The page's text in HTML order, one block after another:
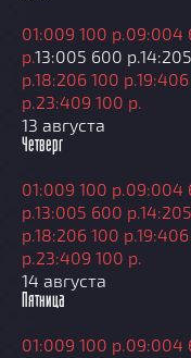
01:009 100 р. 09:004
р.13:005 600 р.14:20
р.18:206 100 р.19:40
р. 23:409 100 р.
13 августа
Четверг
01:009 100 р. 09:004
р.13:005 600 р.14:20
р.18:206 100 р.19:40
р. 23:409 100 р.
14 августа
Пятница
01:009 100 р. 09:004